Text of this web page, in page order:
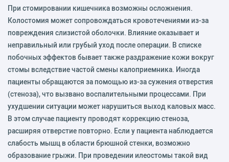
При стомировании кишечника возможны осложнения.
Колостомия может сопровождаться кровотечениями из-за
повреждения слизистой оболочки. Влияние оказывает и
неправильный или грубый уход после операции. В списке
побочных эффектов бывает также раздражение кожи вокруг
стомы вследствие частой смены калоприемника. Иногда
пациенты обращаются за помощью из-за сужения отверстия
(стеноза), что вызвано воспалительными процессами. При
ухудшении ситуации может нарушиться выход каловых масс.
В этом случае пациенту проводят коррекцию стеноза,
расширяя отверстие повторно. Если у пациента наблюдается
слабость мышц в области брюшной стенки, возможно
образование грыжи. При проведении илеостомы такой вид